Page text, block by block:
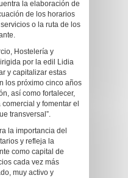
la elaboración de
de los horarios
o la ruta de los
Hostelería y
por la edil Lidia
y capitalizar estas
los próximo cinco años
así como fortalecer,
y fomentar el
transversal”.
la importancia del
y refleja la
como capital de
cada vez más
muy activo y